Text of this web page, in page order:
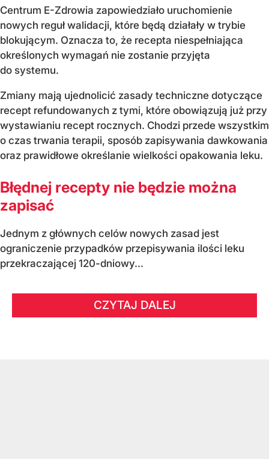
Centrum E-Zdrowia zapowiedziało uruchomienie
nowych reguł walidacji, które będą działały w trybie
blokującym. Oznacza to, że recepta niespełniająca
określonych wymagań nie zostanie przyjęta
do systemu.
Zmiany mają ujednolicić zasady techniczne dotyczące
recept refundowanych z tymi, które obowiązują już przy
wystawianiu recept rocznych. Chodzi przede wszystkim
o czas trwania terapii, sposób zapisywania dawkowania
oraz prawidłowe określanie wielkości opakowania leku.
Błędnej recepty nie będzie można
zapisać
Jednym z głównych celów nowych zasad jest
ograniczenie przypadków przepisywania ilości leku
przekraczającej 120-dniowy...
CZYTAJ DALEJ